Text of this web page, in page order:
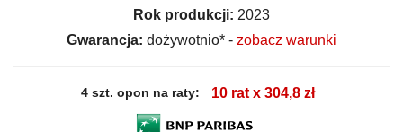
Rok produkcji: 2023
Gwarancja: dożywotnio* - zobacz warunki
4 szt. opon na raty: 10 rat x 304,8 zł